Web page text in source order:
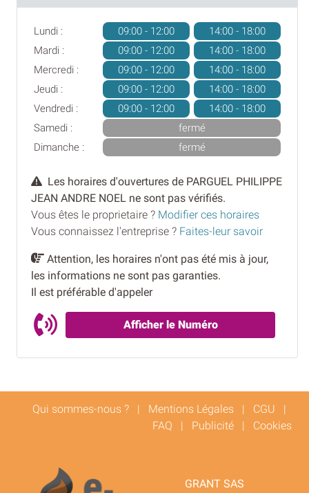
Lundi : 09:00 - 12:00
14:00 - 18:00
Mardi :
09:00 - 12:00
14:00 - 18:00
Mercredi :
09:00 - 12:00
14:00 - 18:00
Jeudi :
09:00 - 12:00
14:00 - 18:00
Vendredi :
09:00 - 12:00
14:00 - 18:00
Samedi :
fermé
Dimanche :
fermé
Les horaires d'ouvertures de PARGUEL PHILIPPE
JEAN ANDRE NOEL ne sont pas vérifiés.
Vous êtes le proprietaire ? Modifier ces horaires
Vous connaissez l'entreprise ? Faites-leur savoir
Attention, les horaires n'ont pas été mis à jour,
les informations ne sont pas garanties.
Il est préférable d'appeler
Afficher le Numéro
Qui sommes-nous ? | Mentions Légales | CGU |
FAQ | Publicité | Cookies
GRANT SAS